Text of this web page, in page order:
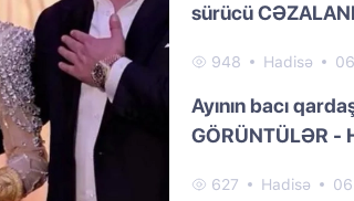
sürücü
948 Hadisə
Ayının bacı
GÖRÜNTÜLƏR -
627 Hadisə